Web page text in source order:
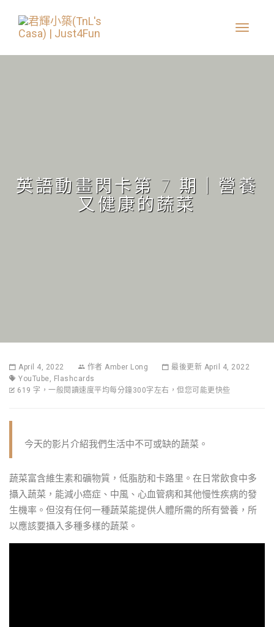
英語動畫閃卡第 7 期｜營養
又健康的蔬菜
April 4, 2022 作者 Amber Long
最後更新 April 4, 2022
YouTube, Flashcards
619 字，一般閱讀速度平均每分鐘300字左右，但您可能更快些
今天的影片介紹我們生活中不可或缺的蔬菜。
蔬菜富含維生素和礦物質，低脂肪和卡路里。在日常飲食中多
攝入蔬菜，能減小癌症、中風、心血管病和其他慢性疾病的發
生機率。但沒有任何一種蔬菜能提供人體所需的所有營養，所
以應該要攝入多種多樣的蔬菜。